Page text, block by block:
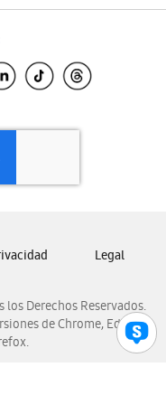
Derechos Reservados.
de Chrome, Edge,
Legal